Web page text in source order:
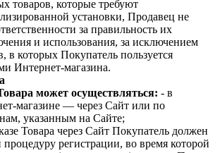
товаров, которые требуют
установки, Продавец не
за правильность их
и использования, за исключением
в которых Покупатель пользуется
Интернет-магазина.
может осуществляться: - в
магазине — через Сайт или по
указанным на Сайте;
Товара через Сайт Покупатель должен
процедуру регистрации, во время которой